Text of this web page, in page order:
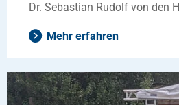
Dr. Sebastian Rudolf von den
Mehr erfahren